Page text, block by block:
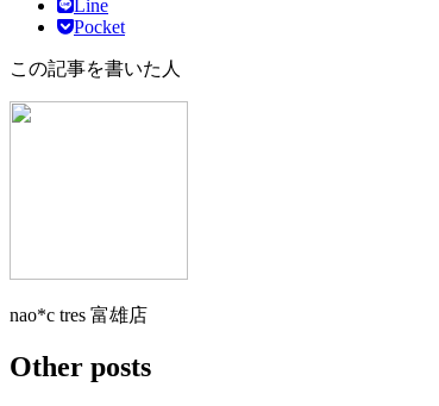
Line
Pocket
この記事を書いた人
nao*c tres 富雄店
Other posts